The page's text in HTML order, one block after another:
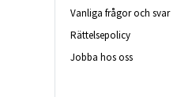
Vanliga frågor och svar
Rättelsepolicy
Jobba hos oss